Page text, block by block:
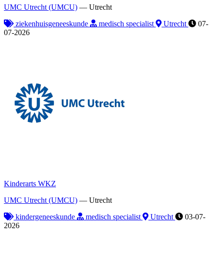
UMC Utrecht (UMCU) — Utrecht
ziekenhuisgeneeskunde
medisch specialist Utrecht
07-
07-2026
Kinderarts WKZ
UMC Utrecht (UMCU) — Utrecht
kindergeneeskunde
medisch specialist Utrecht
03-07-
2026